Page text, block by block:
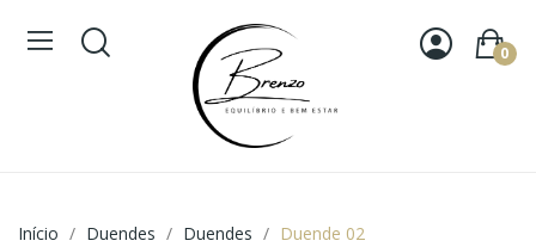
0
Início Duendes Duendes Duende 02